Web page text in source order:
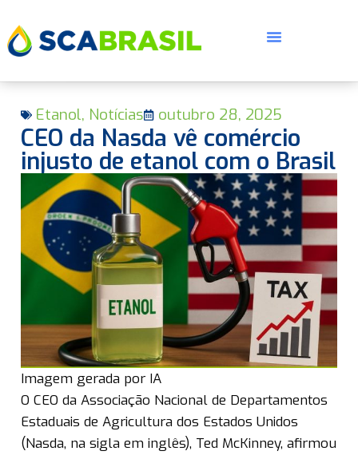
Etanol, Notícias outubro 28, 2025
CEO da Nasda vê comércio
injusto de etanol com o Brasil
Imagem gerada por IA
O CEO da Associação Nacional de Departamentos
Estaduais de Agricultura dos Estados Unidos
(Nasda, na sigla em inglês), Ted McKinney, afirmou